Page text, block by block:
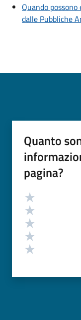
Quando
dalle Pubbliche
Quanto
pagina?
Valutazione